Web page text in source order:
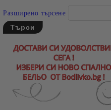
Разширено търсене